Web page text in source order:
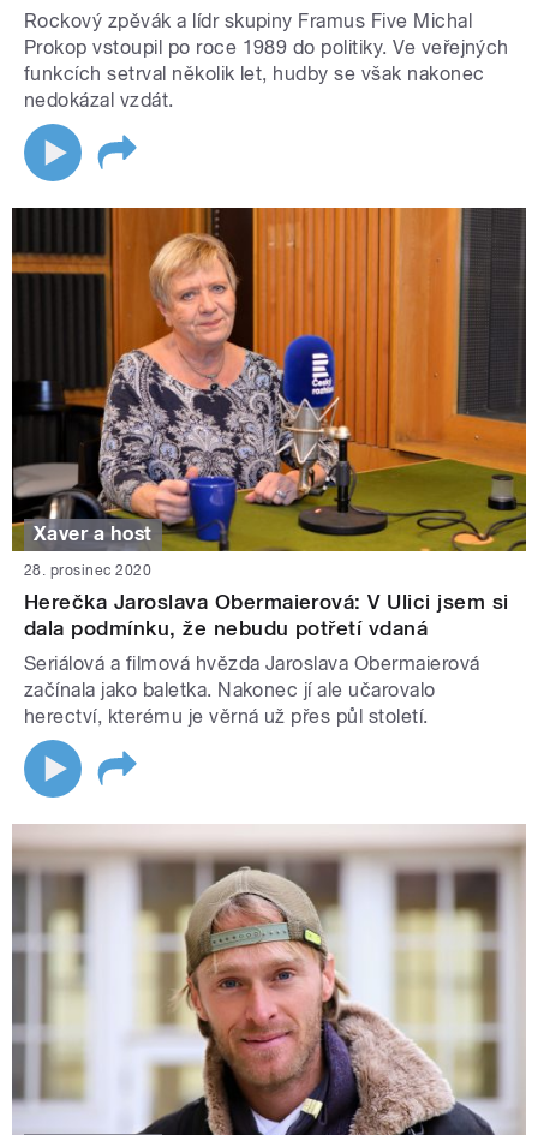
Rockový zpěvák a lídr skupiny Framus Five Michal
Prokop vstoupil po roce 1989 do politiky. Ve veřejných
funkcích setrval několik let, hudby se však nakonec
nedokázal vzdát.
Xaver a host
28. prosinec 2020
Herečka Jaroslava Obermaierová: V Ulici jsem si
dala podmínku, že nebudu potřetí vdaná
Seriálová a filmová hvězda Jaroslava Obermaierová
začínala jako baletka. Nakonec jí ale učarovalo
herectví, kterému je věrná už přes půl století.